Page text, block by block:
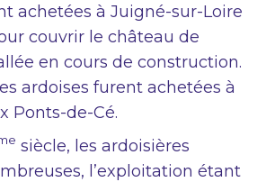
achetées à Juigné-sur-Loire
couvrir le château de
en cours de construction.
ardoises furent achetées à
Ponts-de-Cé.
siècle, les ardoisières
l’exploitation étant